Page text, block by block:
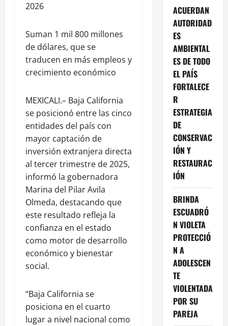
2026
Suman 1 mil 800 millones
de dólares, que se
traducen en más empleos y
crecimiento económico
MEXICALI.– Baja California
se posicionó entre las cinco
entidades del país con
mayor captación de
inversión extranjera directa
al tercer trimestre de 2025,
informó la gobernadora
Marina del Pilar Avila
Olmeda, destacando que
este resultado refleja la
confianza en el estado
como motor de desarrollo
económico y bienestar
social.
“Baja California se
posiciona en el cuarto
lugar a nivel nacional como
ACUERDAN
AUTORIDAD
ES
AMBIENTAL
ES DE TODO
EL PAÍS
FORTALECE
R
ESTRATEGIA
DE
CONSERVAC
IÓN Y
RESTAURAC
IÓN
BRINDA
ESCUADRÓ
N VIOLETA
PROTECCIÓ
N A
ADOLESCEN
TE
VIOLENTADA
POR SU
PAREJA